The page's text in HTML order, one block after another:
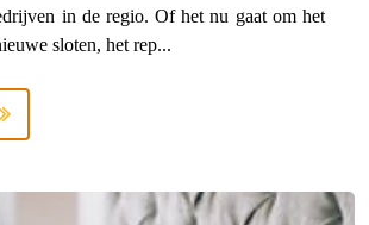
in de regio. Of het nu gaat om het
sloten, het rep...